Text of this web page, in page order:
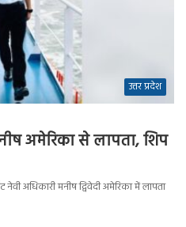
उत्तर प्रदेश
अमेरिका से लापता, शिप
नेवी अधिकारी मनीष द्विवेदी अमेरिका में लापता